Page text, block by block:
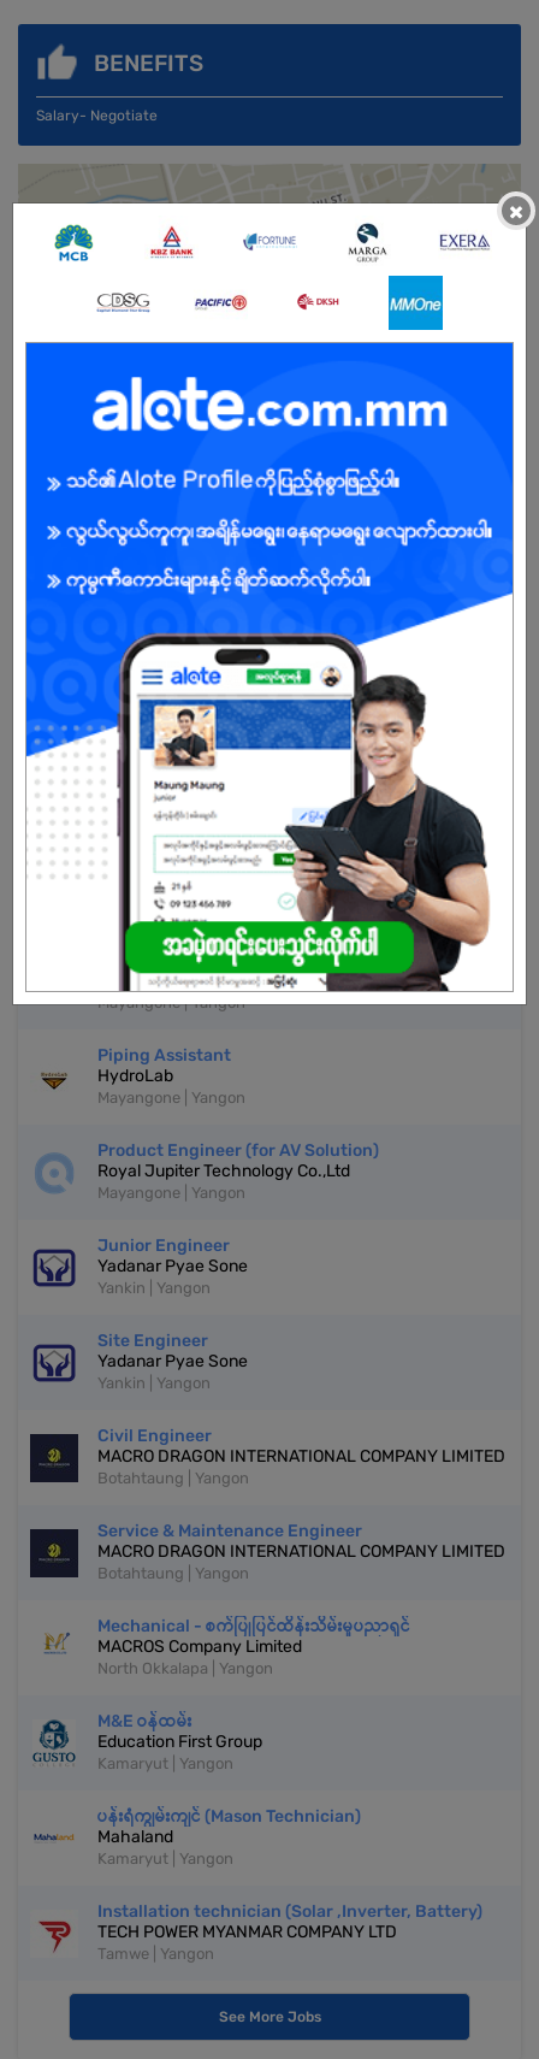
BENEFITS
Salary- Negotiate
Open To : Male
Already Expired
Don't have an account?
REGISTER NOW!
More Similar Jobs
Technician
Pioneer Agrobiz Co.,Ltd
Mayangone | Yangon
Technician
Myanmar Lift Group Co.,Ltd
Mayangone | Yangon
Piping Assistant
HydroLab
Mayangone | Yangon
Product Engineer (for AV Solution)
Royal Jupiter Technology Co.,Ltd
Mayangone | Yangon
Junior Engineer
Yadanar Pyae Sone
Yankin | Yangon
Site Engineer
Yadanar Pyae Sone
Yankin | Yangon
Civil Engineer
MACRO DRAGON INTERNATIONAL COMPANY LIMITED
Botahtaung | Yangon
Service & Maintenance Engineer
MACRO DRAGON INTERNATIONAL COMPANY LIMITED
Botahtaung | Yangon
Mechanical - စက်ပြုပြင်ထိန်းသိမ်းမှုပညာရှင်
MACROS Company Limited
North Okkalapa | Yangon
M&E ဝန်ထမ်း
Education First Group
Kamaryut | Yangon
ပန်းရံကျွမ်းကျင် (Mason Technician)
Mahaland
Kamaryut | Yangon
Installation technician (Solar ,Inverter, Battery)
TECH POWER MYANMAR COMPANY LTD
Tamwe | Yangon
See More Jobs
×